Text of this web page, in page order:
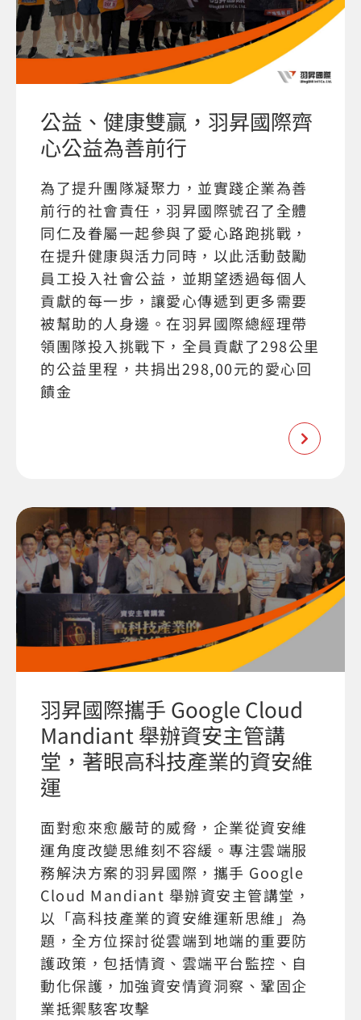
公益、健康雙贏，羽昇國際齊
心公益為善前行
為了提升團隊凝聚力，並實踐企業為善
前行的社會責任，羽昇國際號召了全體
同仁及眷屬一起參與了愛心路跑挑戰，
在提升健康與活力同時，以此活動鼓勵
員工投入社會公益，並期望透過每個人
貢獻的每一步，讓愛心傳遞到更多需要
被幫助的人身邊。在羽昇國際總經理帶
領團隊投入挑戰下，全員貢獻了298公里
的公益里程，共捐出298,00元的愛心回
饋金
羽昇國際攜手 Google Cloud
Mandiant 舉辦資安主管講
堂，著眼高科技產業的資安維
運
面對愈來愈嚴苛的威脅，企業從資安維
運角度改變思維刻不容緩。專注雲端服
務解決方案的羽昇國際，攜手 Google
Cloud Mandiant 舉辦資安主管講堂，
以「高科技產業的資安維運新思維」為
題，全方位探討從雲端到地端的重要防
護政策，包括情資、雲端平台監控、自
動化保護，加強資安情資洞察、鞏固企
業抵禦駭客攻擊